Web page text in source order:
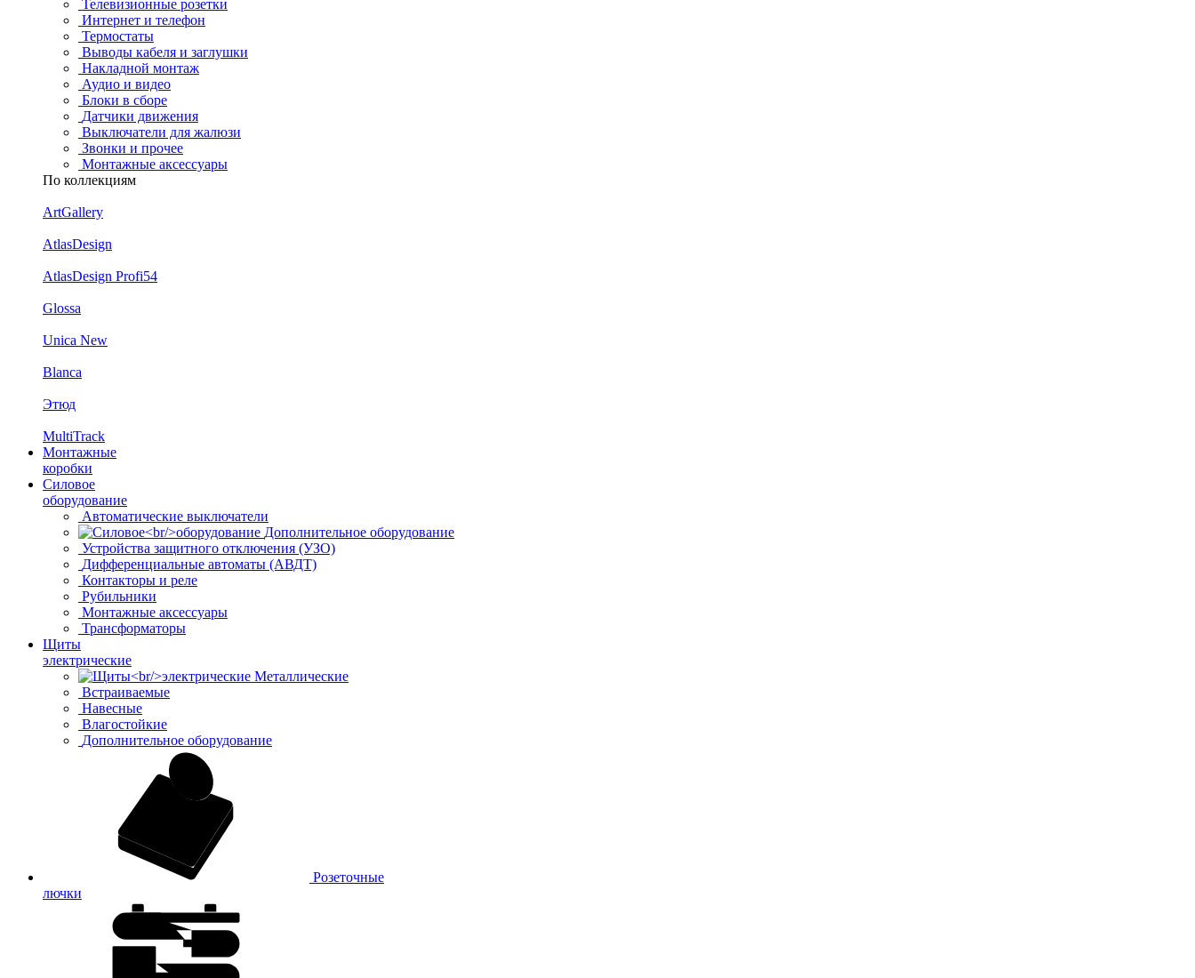
Телевизионные розетки
Интернет и телефон
Термостаты
Выводы кабеля и заглушки
Накладной монтаж
Аудио и видео
Блоки в сборе
Датчики движения
Выключатели для жалюзи
Звонки и прочее
Монтажные аксессуары
По коллекциям
ArtGallery
AtlasDesign
AtlasDesign Profi54
Glossa
Unica New
Blanca
Этюд
MultiTrack
Монтажные
коробки
Силовое
оборудование
Автоматические выключатели
Дополнительное оборудование
Устройства защитного отключения (УЗО)
Дифференциальные автоматы (АВДТ)
Контакторы и реле
Рубильники
Монтажные аксессуары
Трансформаторы
Щиты
электрические
Металлические
Встраиваемые
Навесные
Влагостойкие
Дополнительное оборудование
Розеточные
лючки